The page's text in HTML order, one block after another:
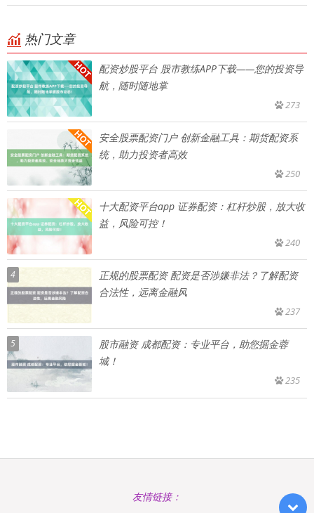
热门文章
配资炒股平台 股市教练APP下载——您的投资导
航，随时随地掌
273
安全股票配资门户 创新金融工具：期货配资系
统，助力投资者高效
250
十大配资平台app 证券配资：杠杆炒股，放大收
益，风险可控！
240
4
正规的股票配资 配资是否涉嫌非法？了解配资
合法性，远离金融风
237
5
股市融资 成都配资：专业平台，助您掘金蓉
城！
235
友情链接：